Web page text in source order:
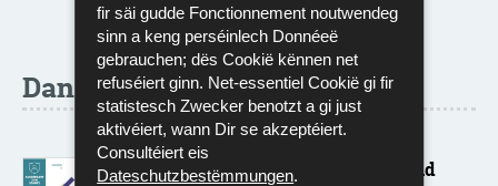
fir säi gudde Fonctionnement noutwendeg
sinn a keng perséinlech Donnéeë
gebrauchen; dës Cookië kënnen net
refuséiert ginn. Net-essentiel Cookië gi fir
statistesch Zwecker benotzt a gi just
aktivéiert, wann Dir se akzeptéiert.
Consultéiert eis
Dateschutzbestëmmungen.
Dans d'autres langues
DAP Fachkraft für Schutz und